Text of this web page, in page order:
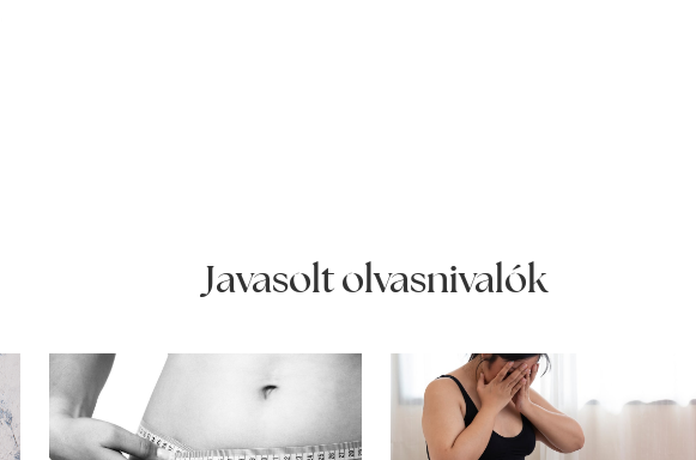
Javasolt olvasnivalók